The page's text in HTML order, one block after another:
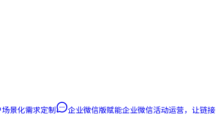
景化需求定制 企业微信版赋能企业微信活动运营，让链接